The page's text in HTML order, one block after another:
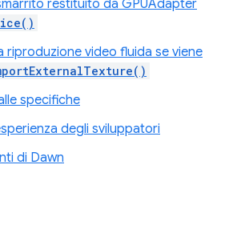
restituito da GPUAdapter
riproduzione video fluida se viene
specifiche
degli sviluppatori
di Dawn